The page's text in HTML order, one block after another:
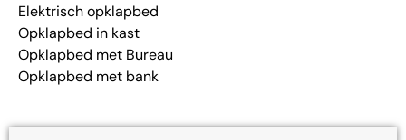
Elektrisch opklapbed
Opklapbed in kast
Opklapbed met Bureau
Opklapbed met bank